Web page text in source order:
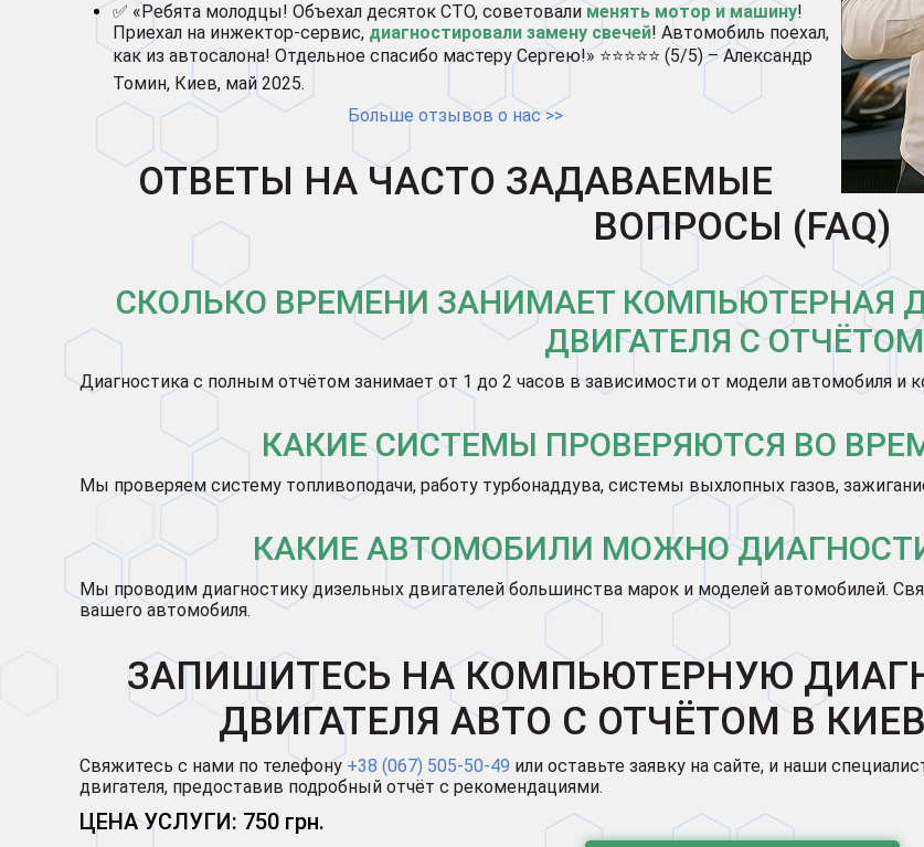
✅ «Ребята молодцы! Объехал десяток СТО, советовали менять мотор и машину!
Приехал на инжектор-сервис, диагностировали замену свечей! Автомобиль поехал,
как из автосалона! Отдельное спасибо мастеру Сергею!» ⭐⭐⭐⭐⭐ (5/5) – Александр
Томин, Киев, май 2025.
Больше отзывов о нас >>
ОТВЕТЫ НА ЧАСТО ЗАДАВАЕМЫЕ
ВОПРОСЫ (FAQ)
СКОЛЬКО ВРЕМЕНИ ЗАНИМАЕТ КОМПЬЮТЕРНАЯ
ДВИГАТЕЛЯ С
Диагностика с полным отчётом занимает от 1 до 2 часов в зависимости от модели автомобиля и
КАКИЕ СИСТЕМЫ ПРОВЕРЯЮТСЯ ВО
Мы проверяем систему топливоподачи, работу турбонаддува, системы выхлопных газов,
КАКИЕ АВТОМОБИЛИ МОЖНО
Мы проводим диагностику дизельных двигателей большинства марок и моделей автомобилей.
вашего автомобиля.
ЗАПИШИТЕСЬ НА КОМПЬЮТЕРНУЮ
ДВИГАТЕЛЯ АВТО С ОТЧЁТОМ В
Свяжитесь с нами по телефону +38 (067) 505-50-49 или оставьте заявку на сайте, и наши
двигателя, предоставив подробный отчёт с рекомендациями.
ЦЕНА УСЛУГИ: 750 грн.